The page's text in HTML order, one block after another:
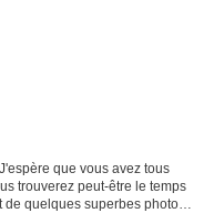
que vous avez tous
trouverez peut-être le temps
quelques superbes photos